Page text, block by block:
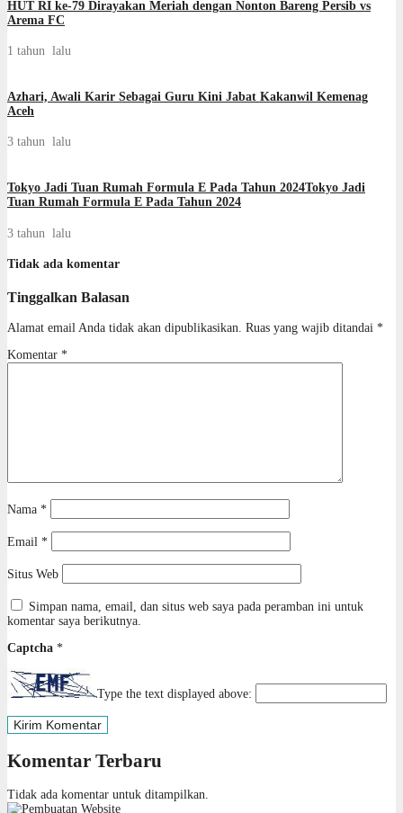
HUT RI ke-79 Dirayakan Meriah dengan Nonton Bareng Persib vs
Arema FC
1 tahun lalu
Azhari, Awali Karir Sebagai Guru Kini Jabat Kakanwil Kemenag
Aceh
3 tahun lalu
Tokyo Jadi Tuan Rumah Formula E Pada Tahun 2024Tokyo Jadi
Tuan Rumah Formula E Pada Tahun 2024
3 tahun lalu
Tidak ada komentar
Tinggalkan Balasan
Alamat email Anda tidak akan dipublikasikan. Ruas yang wajib ditandai *
Komentar *
Nama *
Email *
Situs Web
Simpan nama, email, dan situs web saya pada peramban ini untuk
komentar saya berikutnya.
Captcha *
Type the text displayed above:
Komentar Terbaru
Tidak ada komentar untuk ditampilkan.